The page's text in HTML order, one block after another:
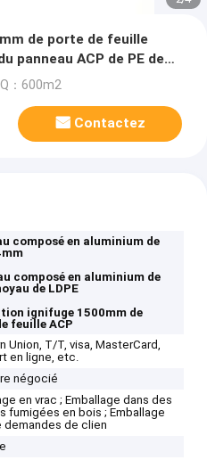
de porte de feuille
panneau ACP de PE de
：600m2
Contactez
composé en aluminium de
composé en aluminium de
de LDPE
ignifuge 1500mm de
feuille ACP
Union, T/T, visa, MasterCard,
en ligne, etc.
négocié
en vrac ; Emballage dans des
fumigées en bois ; Emballage
demandes de clien